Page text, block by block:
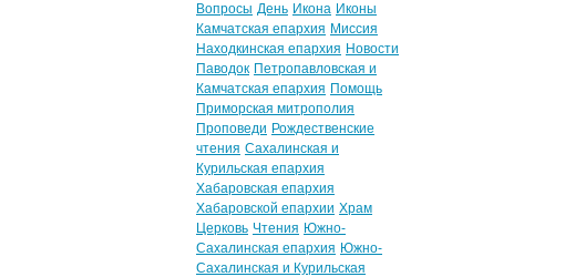
Вопросы День Икона Иконы
Камчатская епархия Миссия
Находкинская епархия Новости
Паводок Петропавловская и
Камчатская епархия Помощь
Приморская митрополия
Проповеди Рождественские
чтения Сахалинская и
Курильская епархия
Хабаровская епархия
Хабаровской епархии Храм
Церковь Чтения Южно-
Сахалинская епархия Южно-
Сахалинская и Курильская